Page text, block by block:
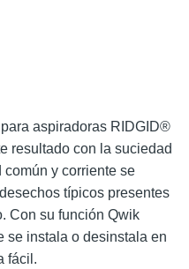
aspiradoras RIDGID®
resultado con la suciedad
y corriente se
típicos presentes
Con su función Qwik
se instala o desinstala en
fácil.